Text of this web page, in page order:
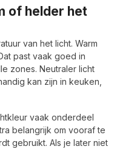
of helder het
van het licht. Warm
past vaak goed in
zones. Neutraler licht
kan zijn in keuken,
vaak onderdeel
belangrijk om vooraf te
gebruikt. Als je later niet